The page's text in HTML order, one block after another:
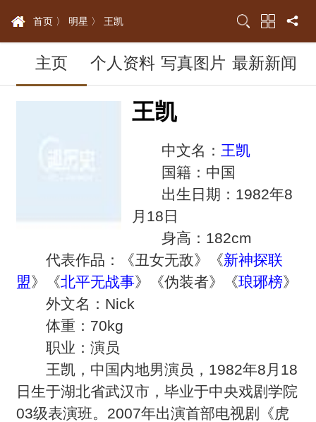
首页 〉 明星 〉 王凯
主页 个人资料 写真图片 最新新闻
王凯
中文名： 王凯
国籍：中国
出生日期：1982年8
月18日
身高：182cm
代表作品：《丑女无敌》《新神探联
盟》《北平无战事》《伪装者》《琅琊榜》
外文名：Nick
体重：70kg
职业：演员
王凯，中国内地男演员，1982年8月18
日生于湖北省武汉市，毕业于中央戏剧学院
03级表演班。2007年出演首部电视剧《虎